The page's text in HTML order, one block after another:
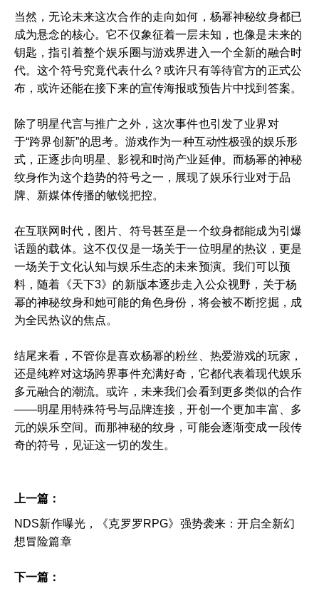
当然，无论未来这次合作的走向如何，杨幂神秘纹身都已
成为悬念的核心。它不仅象征着一层未知，也像是未来的
钥匙，指引着整个娱乐圈与游戏界进入一个全新的融合时
代。这个符号究竟代表什么？或许只有等待官方的正式公
布，或许还能在接下来的宣传海报或预告片中找到答案。
除了明星代言与推广之外，这次事件也引发了业界对
于“跨界创新”的思考。游戏作为一种互动性极强的娱乐形
式，正逐步向明星、影视和时尚产业延伸。而杨幂的神秘
纹身作为这个趋势的符号之一，展现了娱乐行业对于品
牌、新媒体传播的敏锐把控。
在互联网时代，图片、符号甚至是一个纹身都能成为引爆
话题的载体。这不仅仅是一场关于一位明星的热议，更是
一场关于文化认知与娱乐生态的未来预演。我们可以预
料，随着《天下3》的新版本逐步走入公众视野，关于杨
幂的神秘纹身和她可能的角色身份，将会被不断挖掘，成
为全民热议的焦点。
结尾来看，不管你是喜欢杨幂的粉丝、热爱游戏的玩家，
还是纯粹对这场跨界事件充满好奇，它都代表着现代娱乐
多元融合的潮流。或许，未来我们会看到更多类似的合作
——明星用特殊符号与品牌连接，开创一个更加丰富、多
元的娱乐空间。而那神秘的纹身，可能会逐渐变成一段传
奇的符号，见证这一切的发生。
上一篇：
NDS新作曝光，《克罗罗RPG》强势袭来：开启全新幻
想冒险篇章
下一篇：